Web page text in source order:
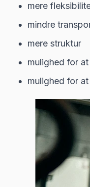
mere
mindre
mere struktur
mulighed for
mulighed for